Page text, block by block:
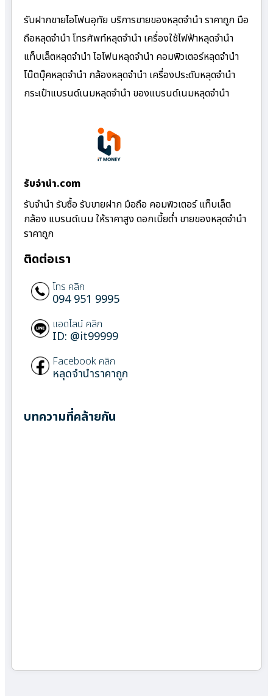
รับฝากขายไอโฟนอุทัย บริการขายของหลุดจำนำ ราคาถูก มือ
ถือหลุดจำนำ โทรศัพท์หลุดจำนำ เครื่องใช้ไฟฟ้าหลุดจำนำ
แท็บเล็ตหลุดจำนำ ไอโฟนหลุดจำนำ คอมพิวเตอร์หลุดจำนำ
โน๊ตบุ๊คหลุดจำนำ กล้องหลุดจำนำ เครื่องประดับหลุดจำนำ
กระเป๋าแบรนด์เนมหลุดจำนำ ของแบรนด์เนมหลุดจำนำ
รับจํานํา.com
รับจำนำ รับซื้อ รับขายฝาก มือถือ คอมพิวเตอร์ แท็บเล็ต
กล้อง แบรนด์เนม ให้ราคาสูง ดอกเบี้ยต่ำ ขายของหลุดจำนำ
ราคาถูก
ติดต่อเรา
โทร คลิก
094 951 9995
แอดไลน์ คลิก
ID: @it99999
Facebook คลิก
หลุดจำนำราคาถูก
บทความที่คล้ายกัน